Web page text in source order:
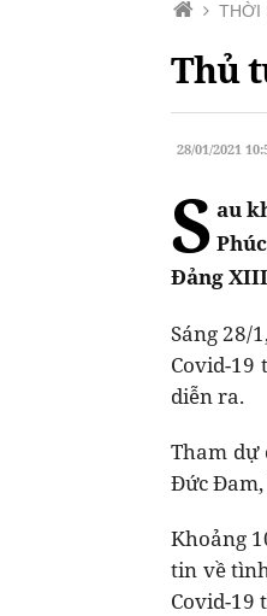
THỜI
Thủ
28/01/2021
S au
Đảng
Sáng 28/
Covid-
diễn ra.
Tham dự
Đức Đam,
Khoảng
tin về
Covid-19